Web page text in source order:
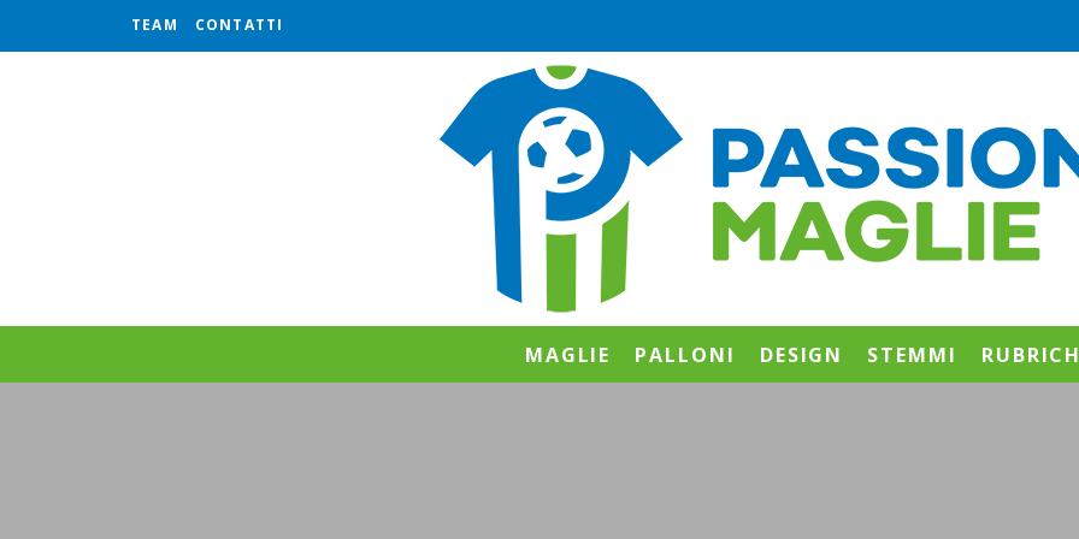
TEAM CONTATTI
MAGLIE PALLONI DESIGN STEMMI